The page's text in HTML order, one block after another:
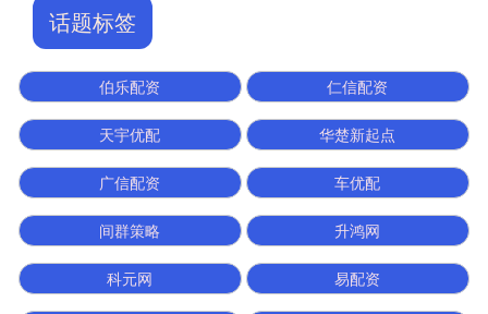
话题标签
伯乐配资 仁信配资
天宇优配 华楚新起点
广信配资 车优配
间群策略 升鸿网
科元网 易配资